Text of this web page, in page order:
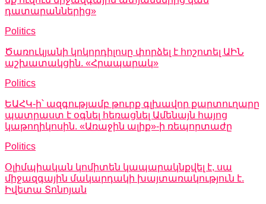
դատարաններից»
Politics
Ծառուկյանի կոկորդիլոսը փորձել է հոշոտել ԱԻՆ
աշխատակցին. «Հրապարակ»
Politics
ԵԱՀԿ-ի՝ ազգությամբ թուրք գլխավոր քարտուղարը
պատրաստ է օգնել հեռացնել Ամենայն հայոց
կաթողիկոսին. «Առաջին ալիք»-ի ռեպորտաժը
Politics
Օլիմպիական կոմիտեն կապարակնքվել է, սա
միջազգային մակարդակի խայտառակություն է.
Իվետա Տոնոյան